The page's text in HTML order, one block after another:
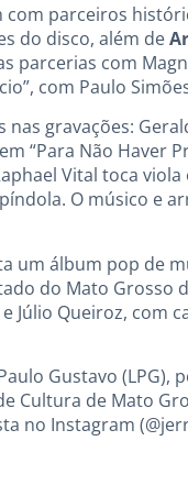
com parceiros
do disco, além de
parcerias com
com Paulo
gravações:
“Para Não Haver
Vital toca
O músico e
um álbum pop de
do Mato Grosso
Júlio Queiroz, com
Gustavo
Cultura de Mato
no Instagram